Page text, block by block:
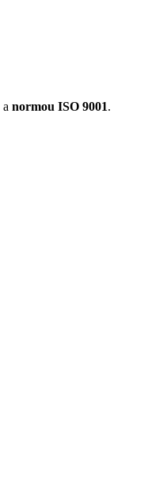
a normou ISO 9001.